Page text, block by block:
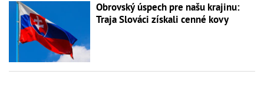
Obrovský úspech pre našu krajinu:
Traja Slováci získali cenné kovy